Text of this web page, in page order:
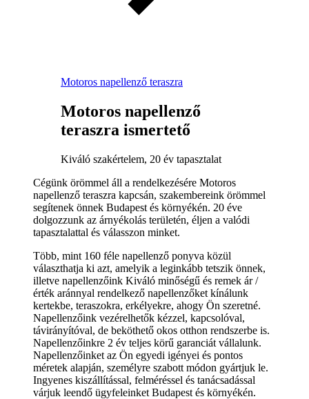
Motoros napellenző teraszra
Motoros napellenző
teraszra ismertető
Kiváló szakértelem, 20 év tapasztalat
Cégünk örömmel áll a rendelkezésére Motoros
napellenző teraszra kapcsán, szakembereink örömmel
segítenek önnek Budapest és környékén. 20 éve
dolgozzunk az árnyékolás területén, éljen a valódi
tapasztalattal és válasszon minket.
Több, mint 160 féle napellenző ponyva közül
választhatja ki azt, amelyik a leginkább tetszik önnek,
illetve napellenzőink Kiváló minőségű és remek ár /
érték aránnyal rendelkező napellenzőket kínálunk
kertekbe, teraszokra, erkélyekre, ahogy Ön szeretné.
Napellenzőink vezérelhetők kézzel, kapcsolóval,
távirányítóval, de beköthető okos otthon rendszerbe is.
Napellenzőinkre 2 év teljes körű garanciát vállalunk.
Napellenzőinket az Ön egyedi igényei és pontos
méretek alapján, személyre szabott módon gyártjuk le.
Ingyenes kiszállítással, felméréssel és tanácsadással
várjuk leendő ügyfeleinket Budapest és környékén.